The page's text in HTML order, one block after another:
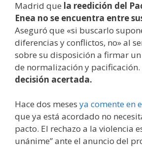
Madrid que la reedición del
Enea no se encuentra entre
Aseguró que «si buscarlo
diferencias y conflictos, no» al
sobre su disposición a firmar
de normalización y pacificación.
decisión acertada.
Hace dos meses ya comente en
que ya está acordado no
pacto. El rechazo a la violencia
unánime” ante el anuncio del